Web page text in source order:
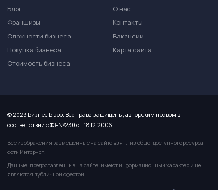
Блог
Франшизы
Сложности бизнеса
Покупка бизнеса
Стоимость бизнеса
О нас
Контакты
Вакансии
Карта сайта
© 2023 Бизнес Бюро. Все права защищены, авторским правом в
соответствии с ФЗ-№230 от 18.12.2006
Все изображения размещенные на сайте взяты из обще-доступного ресурса
сети Интернет.
Данные, предоставленные на сайте, имеют информационный характер и не
являются публичной офертой.